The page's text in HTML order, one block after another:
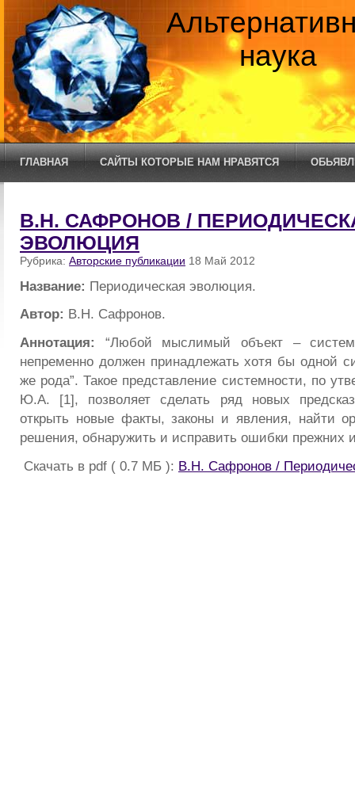
наука
ГЛАВНАЯ САЙТЫ КОТОРЫЕ НАМ НРАВЯТСЯ
В.Н. САФРОНОВ /
ЭВОЛЮЦИЯ
Рубрика: Авторские публикации 18 Май 2012
Название: Периодическая эволюция.
Автор: В.Н. Сафронов.
Аннотация: “Любой мыслимый объект –
непременно должен принадлежать хотя бы одной
же рода”. Такое представление системности, по
Ю.А. [1], позволяет сделать ряд новых
открыть новые факты, законы и явления, найти
решения, обнаружить и исправить ошибки прежних
Скачать в pdf ( 0.7 МБ ): В.Н. Сафронов /